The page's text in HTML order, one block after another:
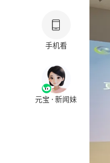
手机看
元宝 · 新闻妹